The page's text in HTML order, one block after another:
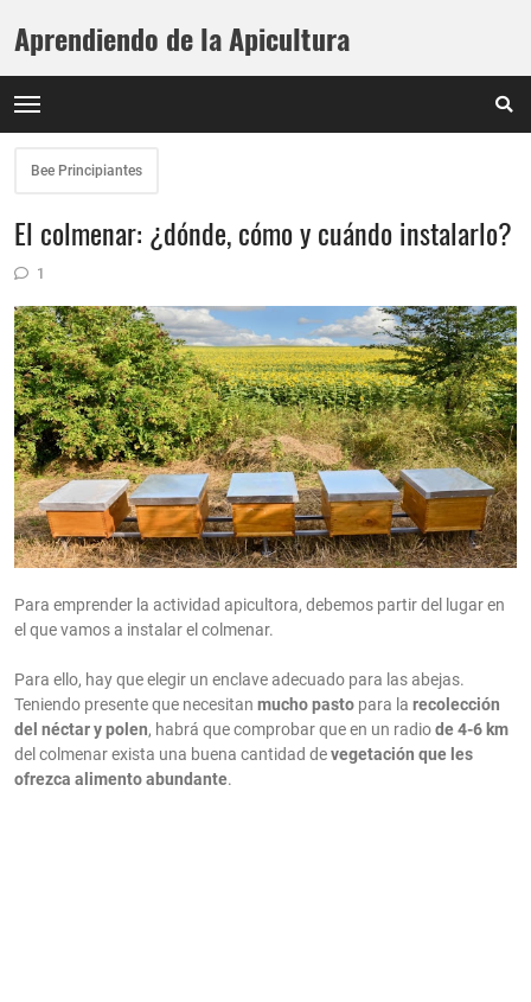
Aprendiendo de la Apicultura
Bee Principiantes
El colmenar: ¿dónde, cómo y cuándo instalarlo?
1
Para emprender la actividad apicultora, debemos partir del lugar en
el que vamos a instalar el colmenar.
Para ello, hay que elegir un enclave adecuado para las abejas.
Teniendo presente que necesitan muchopasto para la recolección
del néctar y polen, habrá que comprobar que en un radiode 4-6 km
del colmenar exista una buena cantidad devegetación que les
ofrezca alimento abundante.